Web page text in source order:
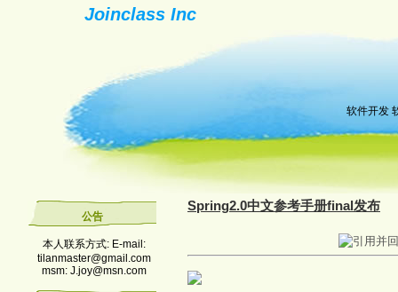
Joinclass Inc
软件开发
公告
本人联系方式: E-mail:
tilanmaster@gmail.com
msm: J.joy@msn.com
Spring2.0中文参考手册final发布